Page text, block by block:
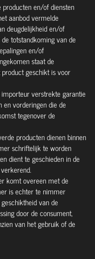
en/of diensten
aanbod vermelde
deugdelijkheid en/of
totstandkoming van de
en/of
staat de
geschikt is voor
verstrekte garantie
vorderingen die de
tegenover de
producten dienen binnen
schriftelijk te worden
dient te geschieden in de
komt overeen met de
is echter te nimmer
van de
door de consument,
van het gebruik of de